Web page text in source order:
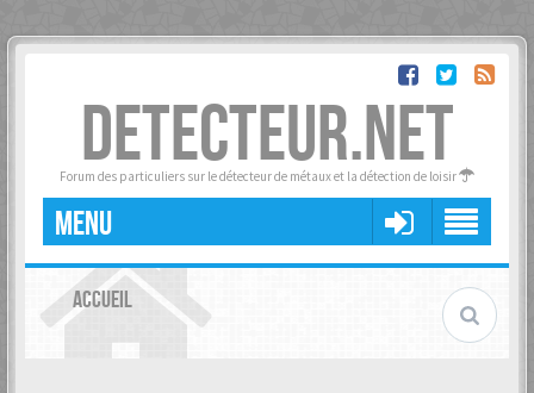
DETECTEUR.NET
Forum des particuliers sur le détecteur de métaux et la détection de loisir
MENU
ACCUEIL